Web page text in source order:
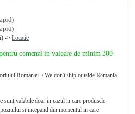
-> Locatie
comenzi in valoare de minim 300
Romaniei. / We don't ship outside Romania.
sunt valabile doar in cazul in care produsele
si incepand din momentul in care